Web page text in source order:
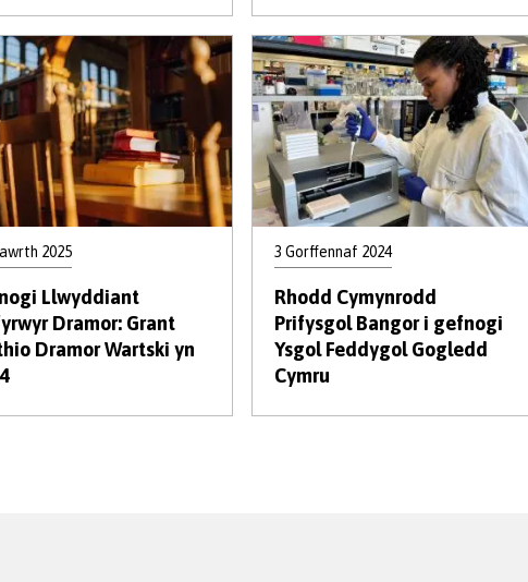
2025
Llwyddiant
Dramor: Grant
Dramor Wartski yn
3 Gorffennaf 2024
Rhodd Cymynrodd
Prifysgol Bangor i gefnogi
Ysgol Feddygol Gogledd
Cymru